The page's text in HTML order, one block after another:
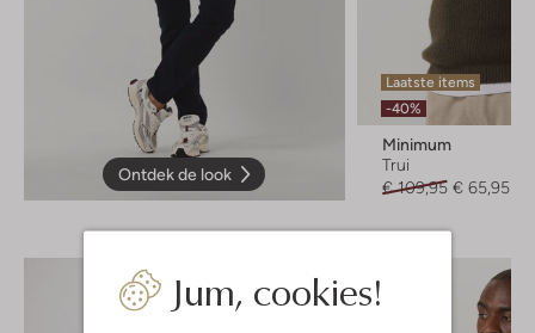
Jum, cookies!
Ontdek de look
Laatste items
-40%
Minimum
Trui
€ 109,95 € 65,95